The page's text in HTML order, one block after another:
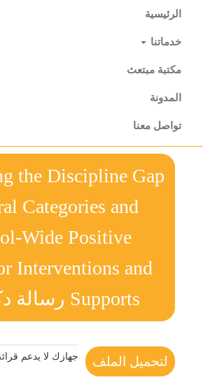
الرئيسية
خدماتنا
مكتبة مبتعث
المدونة
تواصل معنا
the Discipline Gap
Categories and
Wide Positive
Interventions and
Supports رسالة دكتوراه
لتحميل الملف جهازك لا يدعم